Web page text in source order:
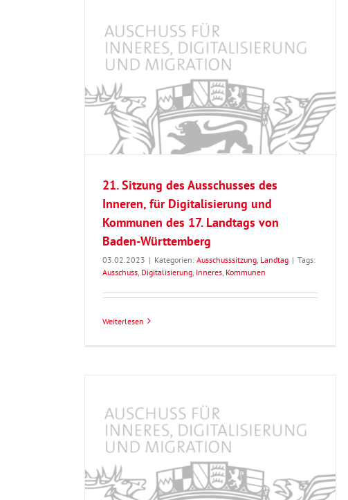
21. Sitzung des Ausschusses des
Inneren, für Digitalisierung und
Kommunen des 17. Landtags von
Baden-Württemberg
03.02.2023 | Kategorien: Ausschusssitzung Landtag | Tags:
Ausschuss Digitalisierung Inneres Kommunen
Weiterlesen
20. Sitzung des Ausschusses des Inneren, für
Digitalisierung und Kommunen des 17. Landtags
von Baden-Württemberg
18. Sitzung des Ausschusses des Inneren, für
Digitalisierung und Kommunen des 17. Landtags
von Baden-Württemberg